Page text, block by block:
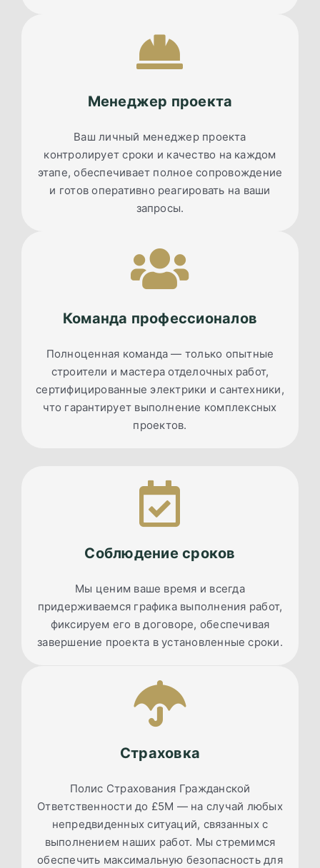
Менеджер проекта
Ваш личный менеджер проекта
контролирует сроки и качество на каждом
этапе, обеспечивает полное сопровождение
и готов оперативно реагировать на ваши
запросы.
Команда профессионалов
Полноценная команда — только опытные
строители и мастера отделочных работ,
сертифицированные электрики и сантехники,
что гарантирует выполнение комплексных
проектов.
Соблюдение сроков
Мы ценим ваше время и всегда
придерживаемся графика выполнения работ,
фиксируем его в договоре, обеспечивая
завершение проекта в установленные сроки.
Страховка
Полис Страхования Гражданской
Ответственности до £5M — на случай любых
непредвиденных ситуаций, связанных с
выполнением наших работ. Мы стремимся
обеспечить максимальную безопасность для